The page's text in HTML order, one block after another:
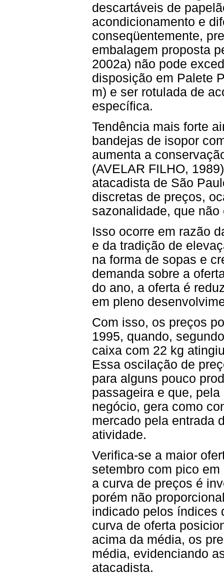
descartáveis de
acondicionamento e
conseqüentemente,
embalagem proposta
2002a) não pode
disposição em Palete
m) e ser rotulada de
específica.
Tendência mais forte
bandejas de isopor
aumenta a
(AVELAR FILHO,
atacadista de São
discretas de preços,
sazonalidade, que
Isso ocorre em razão
e da tradição de
na forma de sopas e
demanda sobre a
do ano, a oferta é
em pleno
Com isso, os preços
1995, quando,
caixa com 22 kg
Essa oscilação de
para alguns pouco
passageira e que,
negócio, gera como
mercado pela entrada
atividade.
Verifica-se a maior
setembro com pico
a curva de preços é
porém não
indicado pelos índices
curva de oferta
acima da média, os
média, evidenciando
atacadista.